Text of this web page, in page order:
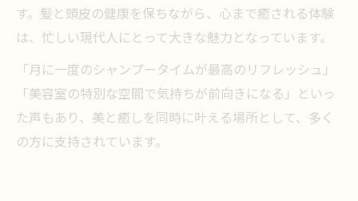
す。髪と頭皮の健康を保ちながら、心まで癒される体験
は、忙しい現代人にとって大きな魅力となっています。
「月に一度のシャンプータイムが最高のリフレッシュ」
「美容室の特別な空間で気持ちが前向きになる」といっ
た声もあり、美と癒しを同時に叶える場所として、多く
の方に支持されています。